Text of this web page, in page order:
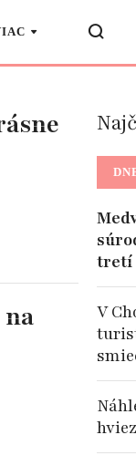
tretí
V